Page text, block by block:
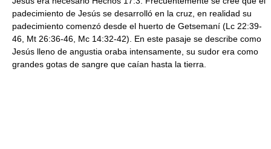
padecimiento de Jesús se desarrolló en la cruz, en realidad su
padecimiento comenzó desde el huerto de Getsemaní (Lc 22:39-
46, Mt 26:36-46, Mc 14:32-42). En este pasaje se describe como
Jesús lleno de angustia oraba intensamente, su sudor era como
grandes gotas de sangre que caían hasta la tierra.